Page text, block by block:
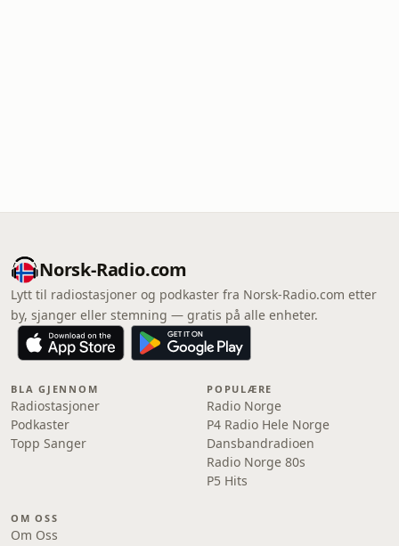
Norsk-Radio.com
Lytt til radiostasjoner og podkaster fra Norsk-Radio.com etter
by, sjanger eller stemning — gratis på alle enheter.
BLA GJENNOM
Radiostasjoner
Podkaster
Topp Sanger
POPULÆRE
Radio Norge
P4 Radio Hele Norge
Dansbandradioen
Radio Norge 80s
P5 Hits
OM OSS
Om Oss